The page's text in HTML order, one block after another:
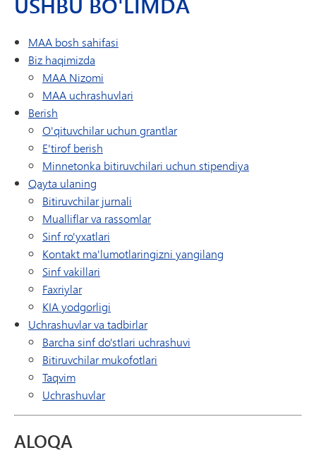
MAA bosh sahifasi
Biz haqimizda
MAA Nizomi
MAA uchrashuvlari
Berish
O'qituvchilar uchun grantlar
E'tirof berish
Minnetonka bitiruvchilari uchun stipendiya
Qayta ulaning
Bitiruvchilar jurnali
Mualliflar va rassomlar
Sinf ro'yxatlari
Kontakt ma'lumotlaringizni yangilang
Sinf vakillari
Faxriylar
KIA yodgorligi
Uchrashuvlar va tadbirlar
Barcha sinf do'stlari uchrashuvi
Bitiruvchilar mukofotlari
Taqvim
Uchrashuvlar
ALOQA